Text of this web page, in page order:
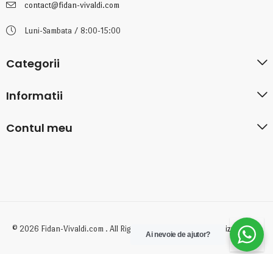
contact@fidan-vivaldi.com
Luni-Sambata / 8:00-15:00
Categorii
Informatii
Contul meu
© 2026 Fidan-Vivaldi.com . All Rights Reserved. Created by BizzyDigital
Ai nevoie de ajutor?